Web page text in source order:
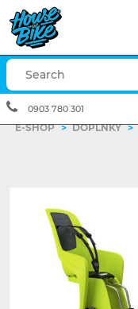
E-SHOP > DOPLNKY >
0903 780 301